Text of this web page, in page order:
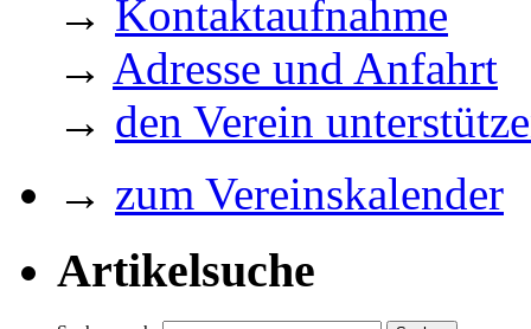
→ Kontaktaufnahme
→ Adresse und Anfahrt
→ den Verein
→ zum Vereinskalender
Artikelsuche